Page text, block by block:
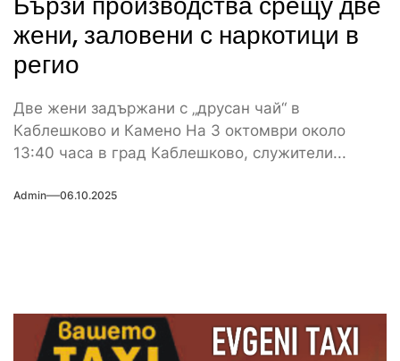
жени, заловени с наркотици в
регио
Две жени задържани с „друсан чай“ в
Каблешково и Камено На 3 октомври около
13:40 часа в град Каблешково, служители...
Admin 06.10.2025